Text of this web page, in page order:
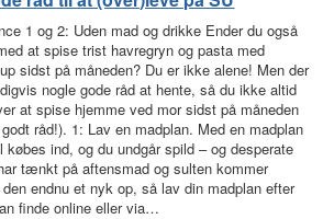
1 og 2: Uden mad og drikke Ender du også
at spise trist havregryn og pasta med
sidst på måneden? Du er ikke alene! Men der
nogle gode råd at hente, så du ikke altid
at spise hjemme ved mor sidst på måneden
råd!). 1: Lav en madplan. Med en madplan
ind, og du undgår spild – og desperate
tænkt på aftensmad og sulten kommer
endnu et nyk op, så lav din madplan efter
finde online eller via…